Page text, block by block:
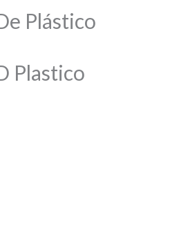
Plástico
Plastico